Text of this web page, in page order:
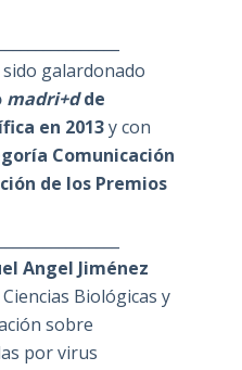
galardonado
madri+dde
en 2013y con
Comunicación
de los Premios
Angel Jiménez
Biológicas y
sobre
por virus